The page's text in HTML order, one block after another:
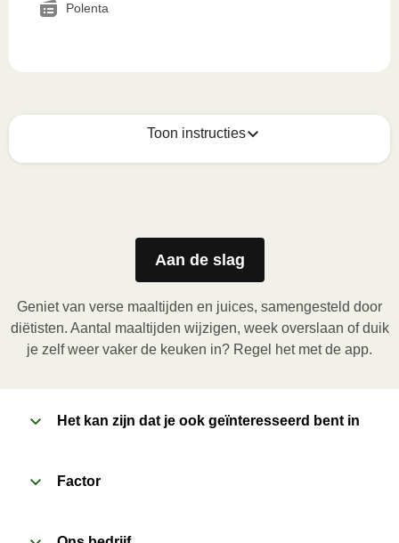
Polenta
Toon instructies
Zo geniet je er op z'n best van
Magnetron (800W):
Verwijder de kartonnen sleeve en prik enkele gaatjes
in de folie. Plaats het bakje in de magnetron en
verwarm de maaltijd gedurende 3,5 minuten. Laat de
maaltijd daarna nog 1 minuut rusten voor het
verwijderen van de folie. Pas bij het openen op voor
sleeve en prik enkele gaatjes in de folie. Plaats het
Aan de slag
Geniet van verse maaltijden en juices, samengesteld door
diëtisten. Aantal maaltijden wijzigen, week overslaan of duik
je zelf weer vaker de keuken in? Regel het met de app.
Het kan zijn dat je ook geïnteresseerd bent in
Factor